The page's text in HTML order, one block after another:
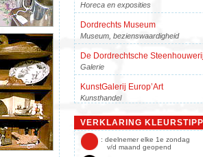
Horeca en exposities
Dordrechts Museum
Museum, bezienswaardigheid
De Dordrechtsche Steenhouwerij
Galerie
KunstGalerij Europ’Art
Kunsthandel
Get Back Music
Muziek
Atelier Grotekerksplein
VERKLARING
: deelnemer elke 1e zondag
v/d maand geopend